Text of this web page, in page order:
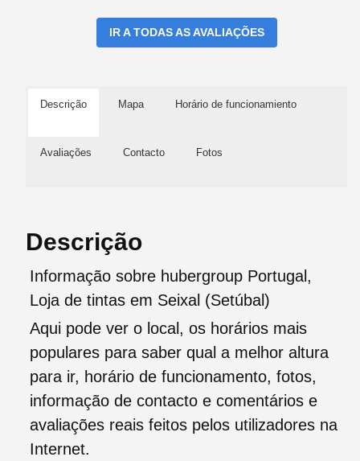
IR A TODAS AS AVALIAÇÕES
Descrição Mapa Horário de funcionamiento
Avaliações Contacto Fotos
Descrição
Informação sobre hubergroup Portugal,
Loja de tintas em Seixal (Setúbal)
Aqui pode ver o local, os horários mais
populares para saber qual a melhor altura
para ir, horário de funcionamento, fotos,
informação de contacto e comentários e
avaliações reais feitos pelos utilizadores na
Internet.